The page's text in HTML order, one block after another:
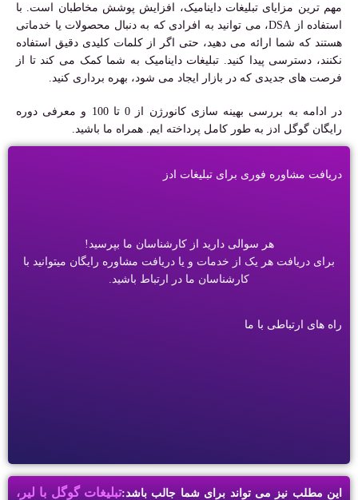
مهم ترین مزایای تبلیغات داینامیک، افزایش پوشش مخاطبان است. با
استفاده از DSA، می توانید به افرادی که به دنبال محصولات یا خدماتی
هستند که شما ارائه می دهید، حتی اگر از کلمات کلیدی دقیق استفاده
نکنند، دسترسی پیدا کنید. تبلیغات داینامیک به شما کمک می کند تا از
فرصت های جدیدی که در بازار ایجاد می شود، بهره برداری کنید.
در ادامه به بررسی بهینه سازی کانورژن از 0 تا 100 و معرفی دوره
رایگان گوگل ادز به طور کامل پرداخته ایم. همراه ما باشید.
دریافت مشاوره فوری برای تبلیغات ادز
هر سوالی دارید از کارشناسان ما بپرسید!
برای دریافت هر یک از خدمات و یا دریافت مشاوره رایگان میتوانید با
کارشناسان ما در ارتباط باشید.
راه های ارتباطی با ما
این مطلب نیز می تواند برای شما جالب باشد:تبلیغات گوگل با لیر،